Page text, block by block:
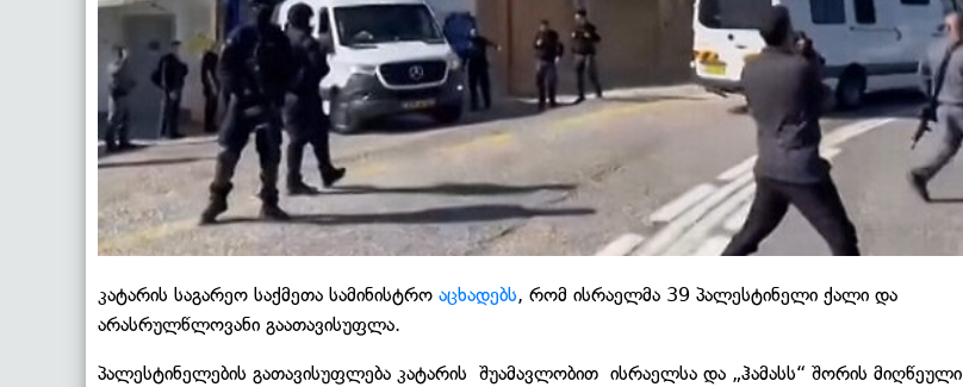
კატარის საგარეო საქმეთა სამინისტრო აცხადებს, რომ ისრაელმა 39 პალესტინელი ქალი და
არასრულწლოვანი გაათავისუფლა.
პალესტინელების გათავისუფლება კატარის შუამავლობით ისრაელსა და „ჰამასს“ შორის მიღწეული